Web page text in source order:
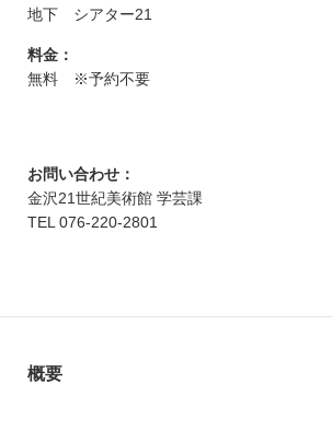
地下 シアター21
料金：
無料 ※予約不要
お問い合わせ：
金沢21世紀美術館 学芸課
TEL 076-220-2801
概要